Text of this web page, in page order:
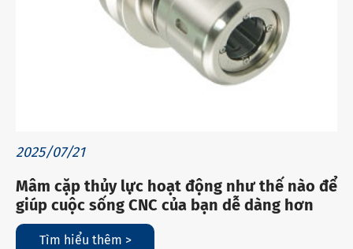
2025/07/21
Mâm cặp thủy lực hoạt động như thế nào để
giúp cuộc sống CNC của bạn dễ dàng hơn
Tìm hiểu thêm >